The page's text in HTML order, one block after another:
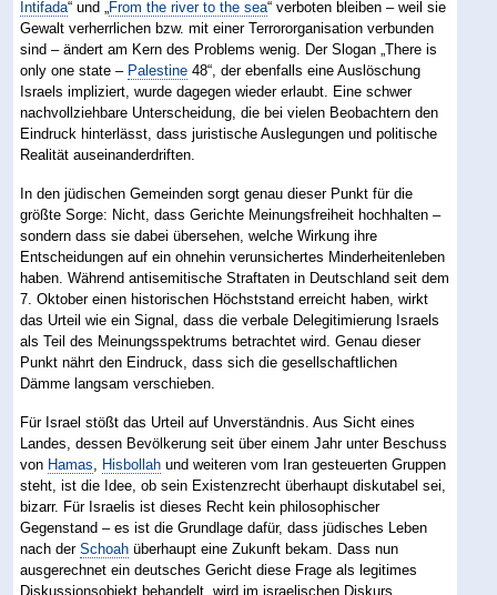
Intifada“ und „From the river to the sea“ verboten bleiben – weil sie
Gewalt verherrlichen bzw. mit einer Terrororganisation verbunden
sind – ändert am Kern des Problems wenig. Der Slogan „There is
only one state – Palestine 48“, der ebenfalls eine Auslöschung
Israels impliziert, wurde dagegen wieder erlaubt. Eine schwer
nachvollziehbare Unterscheidung, die bei vielen Beobachtern den
Eindruck hinterlässt, dass juristische Auslegungen und politische
Realität auseinanderdriften.
In den jüdischen Gemeinden sorgt genau dieser Punkt für die
größte Sorge: Nicht, dass Gerichte Meinungsfreiheit hochhalten –
sondern dass sie dabei übersehen, welche Wirkung ihre
Entscheidungen auf ein ohnehin verunsichertes Minderheitenleben
haben. Während antisemitische Straftaten in Deutschland seit dem
7. Oktober einen historischen Höchststand erreicht haben, wirkt
das Urteil wie ein Signal, dass die verbale Delegitimierung Israels
als Teil des Meinungsspektrums betrachtet wird. Genau dieser
Punkt nährt den Eindruck, dass sich die gesellschaftlichen
Dämme langsam verschieben.
Für Israel stößt das Urteil auf Unverständnis. Aus Sicht eines
Landes, dessen Bevölkerung seit über einem Jahr unter Beschuss
von Hamas, Hisbollah und weiteren vom Iran gesteuerten Gruppen
steht, ist die Idee, ob sein Existenzrecht überhaupt diskutabel sei,
bizarr. Für Israelis ist dieses Recht kein philosophischer
Gegenstand – es ist die Grundlage dafür, dass jüdisches Leben
nach derSchoah überhaupt eine Zukunft bekam. Dass nun
ausgerechnet ein deutsches Gericht diese Frage als legitimes
Diskussionsobjekt behandelt, wird im israelischen Diskurs